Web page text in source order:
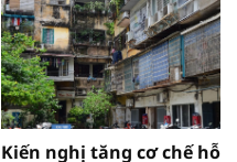
Kiến nghị tăng cơ chế hỗ